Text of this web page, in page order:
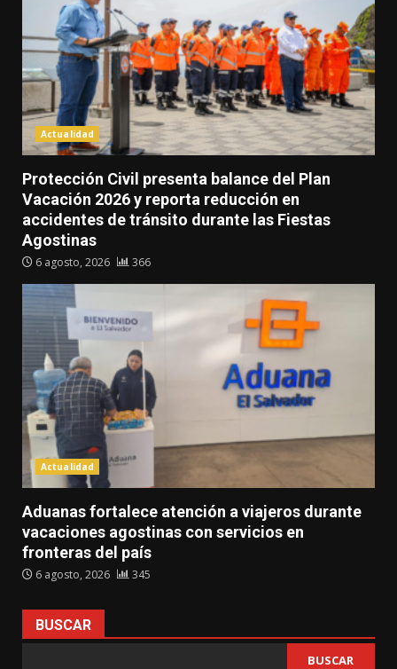
Actualidad
Protección Civil presenta balance del Plan
Vacación 2026 y reporta reducción en
accidentes de tránsito durante las Fiestas
Agostinas
6 agosto, 2026 366
Actualidad
Aduanas fortalece atención a viajeros durante
vacaciones agostinas con servicios en
fronteras del país
6 agosto, 2026 345
BUSCAR
BUSCAR